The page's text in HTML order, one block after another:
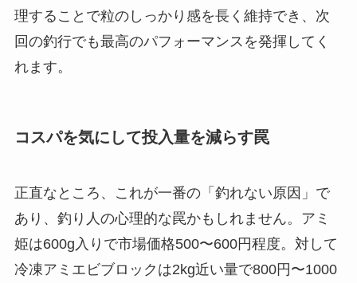
理することで粒のしっかり感を長く維持でき、次
回の釣行でも最高のパフォーマンスを発揮してく
れます。
コスパを気にして投入量を減らす罠
正直なところ、これが一番の「釣れない原因」で
あり、釣り人の心理的な罠かもしれません。アミ
姫は600g入りで市場価格500〜600円程度。対して
冷凍アミエビブロックは2kg近い量で800円〜1000